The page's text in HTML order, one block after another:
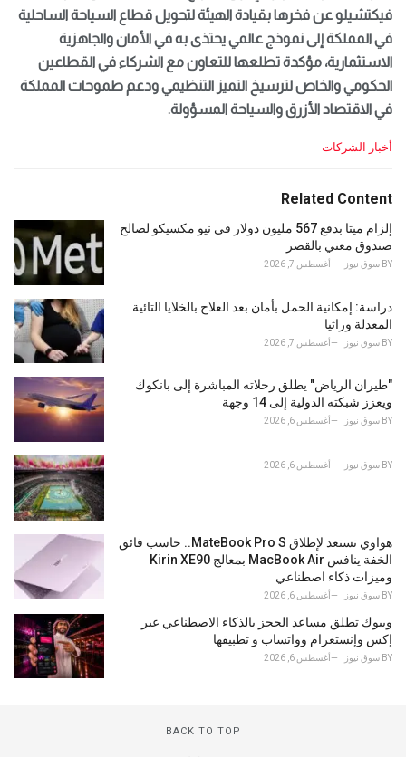
فيكتشيلو عن فخرها بقيادة الهيئة لتحويل قطاع السياحة الساحلية
في المملكة إلى نموذج عالمي يحتذى به في الأمان والجاهزية
الاستثمارية، مؤكدة تطلعها للتعاون مع الشركاء في القطاعين
الحكومي والخاص لترسيخ التميز التنظيمي ودعم طموحات المملكة
في الاقتصاد الأزرق والسياحة المسؤولة.
C
e
o
r
i
:
أخبار الشركات
Related Content
إلزام ميتا بدفع 567 مليون دولار في نيو مكسيكو لصالح
صندوق معني بالقصر
BY سوق نيوز أغسطس 7, 2026
دراسة: إمكانية الحمل بأمان بعد العلاج بالخلايا التائية
المعدلة وراثيا
BY سوق نيوز أغسطس 7, 2026
"طيران الرياض" يطلق رحلاته المباشرة إلى بانكوك
ويعزز شبكته الدولية إلى 14 وجهة
BY سوق نيوز أغسطس 6, 2026
BY سوق نيوز أغسطس 6, 2026
هواوي تستعد لإطلاق MateBook Pro S.. حاسب فائق
الخفة ينافس MacBook Air بمعالج Kirin XE90
وميزات ذكاء اصطناعي
BY سوق نيوز أغسطس 6, 2026
ويبوك تطلق مساعد الحجز بالذكاء الاصطناعي عبر
إكس وإنستغرام وواتساب و تطبيقها
BY سوق نيوز أغسطس 6, 2026
BACK TO TOP